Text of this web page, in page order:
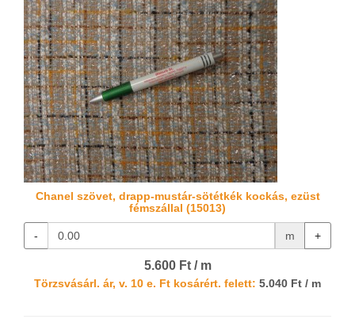
Chanel szövet, drapp-mustár-sötétkék kockás, ezüst
fémszállal (15013)
- m +
5.600 Ft / m
Törzsvásárl. ár, v. 10 e. Ft kosárért. felett: 5.040 Ft / m